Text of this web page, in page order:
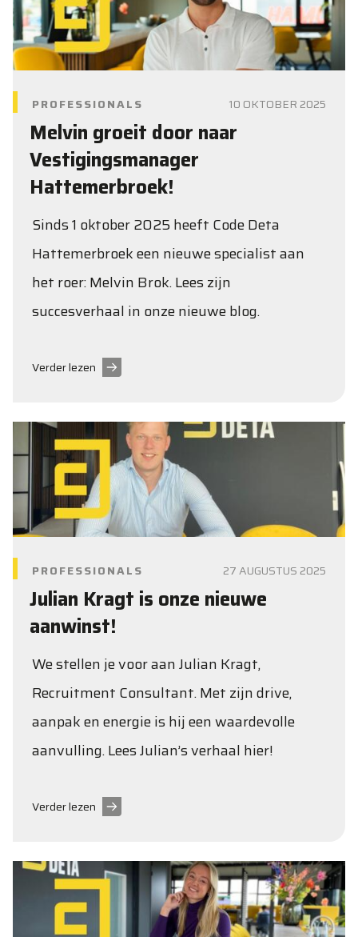
PROFESSIONALS 10 OKTOBER 2025
Melvin groeit door naar
Vestigingsmanager
Hattemerbroek!
Sinds 1 oktober 2025 heeft Code Deta
Hattemerbroek een nieuwe specialist aan
het roer: Melvin Brok. Lees zijn
succesverhaal in onze nieuwe blog.
Verder lezen
PROFESSIONALS 27 AUGUSTUS 2025
Julian Kragt is onze nieuwe
aanwinst!
We stellen je voor aan Julian Kragt,
Recruitment Consultant. Met zijn drive,
aanpak en energie is hij een waardevolle
aanvulling. Lees Julian’s verhaal hier!
Verder lezen